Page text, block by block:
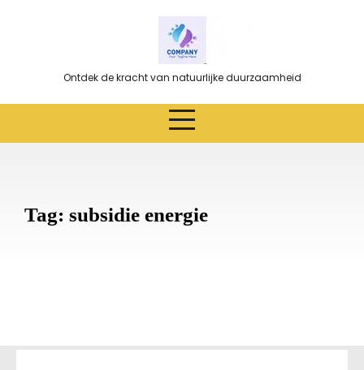
Ontdek de kracht van natuurlijke duurzaamheid
Tag: subsidie energie